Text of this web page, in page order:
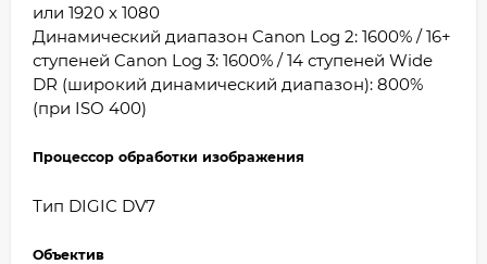
или 1920 x 1080
Динамический диапазон Canon Log 2: 1600% / 16+
ступеней Canon Log 3: 1600% / 14 ступеней Wide
DR (широкий динамический диапазон): 800%
(при ISO 400)
Процессор обработки изображения
Тип DIGIC DV7
Объектив